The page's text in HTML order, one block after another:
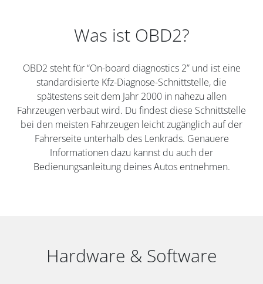
Was ist OBD2?
OBD2 steht für “On-board diagnostics 2” und ist eine
standardisierte Kfz-Diagnose-Schnittstelle, die
spätestens seit dem Jahr 2000 in nahezu allen
Fahrzeugen verbaut wird. Du findest diese Schnittstelle
bei den meisten Fahrzeugen leicht zugänglich auf der
Fahrerseite unterhalb des Lenkrads. Genauere
Informationen dazu kannst du auch der
Bedienungsanleitung deines Autos entnehmen.
Hardware & Software